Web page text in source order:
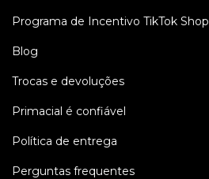
Programa de Incentivo TikTok Shop
Blog
Trocas e devoluções
Primacial é confiável
Política de entrega
Perguntas frequentes